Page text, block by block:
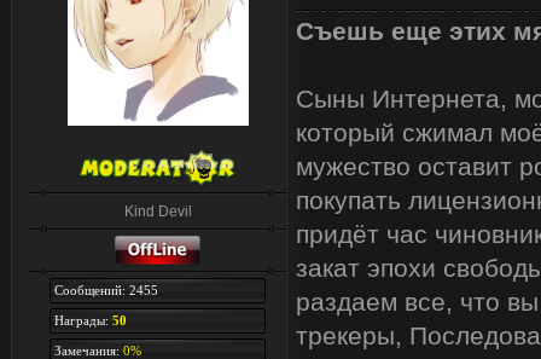
Kind Devil
Сообщений: 2455
Награды: 50
Замечания: 0%
Съешь еще этих
Сыны Интернета,
который сжимал
мужество оставит
покупать
придёт час
закат эпохи
раздаем все, что
трекеры,